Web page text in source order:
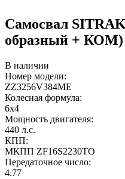
Самосвал
образный + КОМ)
В наличии
Номер модели:
ZZ3256V384ME
Колесная формула:
6х4
Мощность двигателя:
440 л.с.
КПП:
МКПП ZF16S2230TO
Передаточное число:
4.77